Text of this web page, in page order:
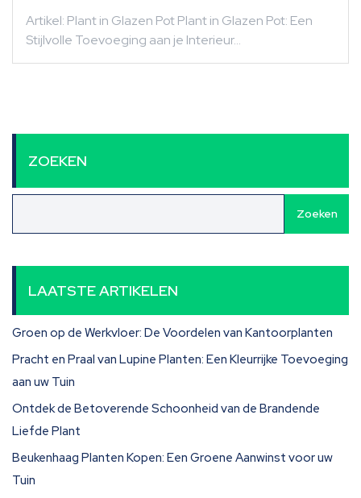
Artikel: Plant in Glazen Pot Plant in Glazen Pot: Een
Stijlvolle Toevoeging aan je Interieur…
ZOEKEN
Zoeken
LAATSTE ARTIKELEN
Groen op de Werkvloer: De Voordelen van Kantoorplanten
Pracht en Praal van Lupine Planten: Een Kleurrijke Toevoeging
aan uw Tuin
Ontdek de Betoverende Schoonheid van de Brandende
Liefde Plant
Beukenhaag Planten Kopen: Een Groene Aanwinst voor uw
Tuin